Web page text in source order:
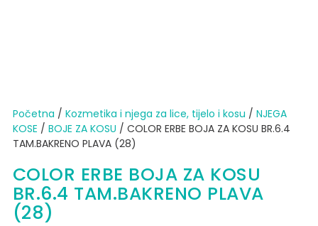
Početna / Kozmetika i njega za lice, tijelo i kosu / NJEGA
KOSE / BOJE ZA KOSU / COLOR ERBE BOJA ZA KOSU BR.6.4
TAM.BAKRENO PLAVA (28)
COLOR ERBE BOJA ZA KOSU
BR.6.4 TAM.BAKRENO PLAVA
(28)